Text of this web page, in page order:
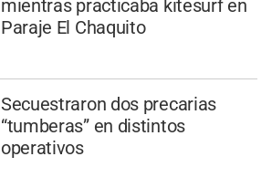
mientras practicaba kitesurf en
Paraje El Chaquito
Secuestraron dos precarias
“tumberas” en distintos
operativos